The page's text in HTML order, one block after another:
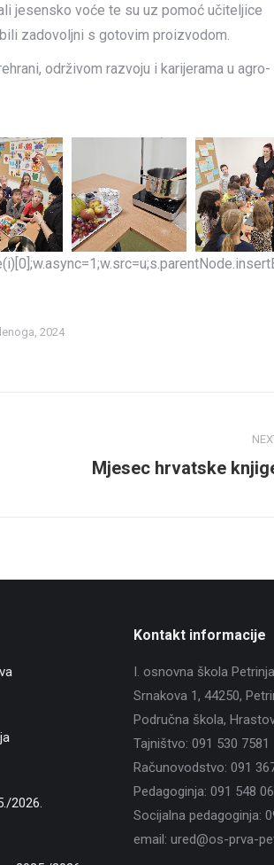
jesensko voće te su uz pomoć učiteljice
zadovoljni s gotovim proizvodom.
održivom razvoju i karijerama u agro-
2024
Mjesec hrvatske
2026.
Kontakt informacije
I. osnovna škola Petrinja
Srnakova 1, 44250,
Područna škola,
Tajništvo: 091 530 7581
Računovodstvo: 091
Pedagoginja: 091 548
Socijalna pedagoginja:
email: ured@os-prva-